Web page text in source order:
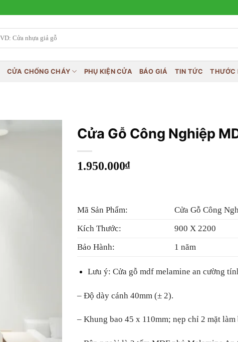
CỬA CHỐNG CHÁY PHỤ KIỆN CỬA BÁO GIÁ TIN TỨC THƯỚC
Cửa Gỗ Công Nghiệp
1.950.000₫
Mã Sản Phẩm:
Cửa Gỗ Công
Kích Thước:
900 X 2200
Bảo Hành:
1 năm
Lưu ý: Cửa gỗ mdf melamine an cường
– Độ dày cánh 40mm (± 2).
– Khung bao 45 x 110mm; nẹp chỉ 2 mặt